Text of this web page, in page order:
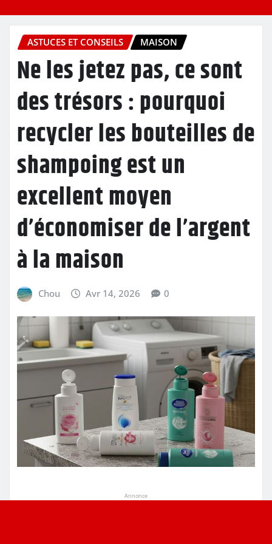
ASTUCES ET CONSEILS MAISON
Ne les jetez pas, ce sont
des trésors : pourquoi
recycler les bouteilles de
shampoing est un
excellent moyen
d’économiser de l’argent
à la maison
Chou Avr 14, 2026 0
Annonce